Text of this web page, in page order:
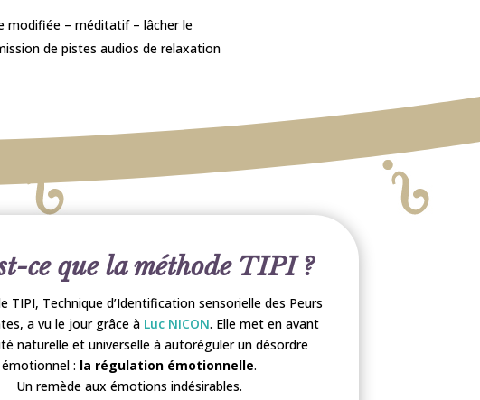
modifiée – méditatif – lâcher le
de pistes audios de relaxation
ce que la méthode TIPI ?
TIPI, Technique d’Identification sensorielle des Peurs
a vu le jour grâce à Luc NICON. Elle met en avant
naturelle et universelle à autoréguler un désordre
émotionnel : la régulation émotionnelle.
Un remède aux émotions indésirables.